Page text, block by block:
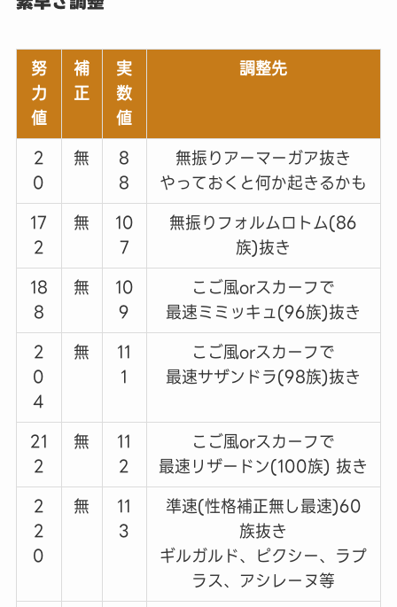
努
力
値
補
正
実
数
値
調整先
2
0
無
8
8
無振りアーマーガア抜き
やっておくと何か起きるかも
17
2
無
10
7
無振りフォルムロトム(86
族)抜き
18
8
無
10
9
こご風orスカーフで
最速ミミッキュ(96族)抜き
2
0
4
無
11
1
こご風orスカーフで
最速サザンドラ(98族)抜き
21
2
無
11
2
こご風orスカーフで
最速リザードン(100族) 抜き
2
2
0
無
11
3
準速(性格補正無し最速)60
族抜き
ギルガルド、ピクシー、ラプ
ラス、アシレーヌ等